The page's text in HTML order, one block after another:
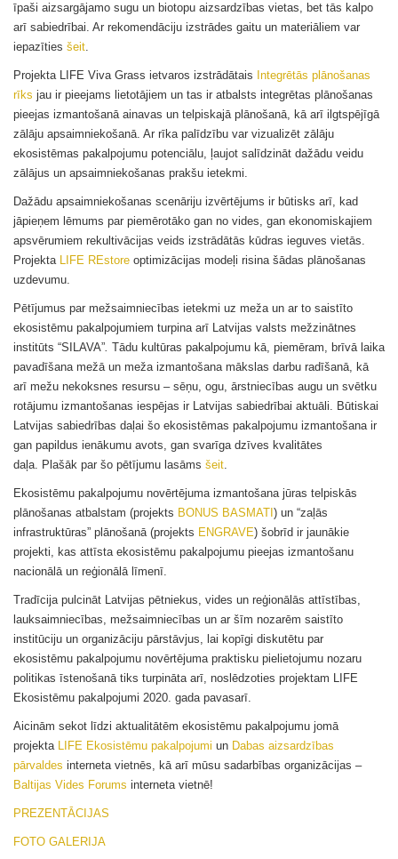
īpaši aizsargājamo sugu un biotopu aizsardzības vietas, bet tās kalpo
arī sabiedrībai. Ar rekomendāciju izstrādes gaitu un materiāliem var
iepazīties šeit.
Projekta LIFE Viva Grass ietvaros izstrādātais Integrētās plānošanas
rīks jau ir pieejams lietotājiem un tas ir atbalsts integrētas plānošanas
pieejas izmantošanā ainavas un telpiskajā plānošanā, kā arī ilgtspējīgā
zālāju apsaimniekošanā. Ar rīka palīdzību var vizualizēt zālāju
ekosistēmas pakalpojumu potenciālu, ļaujot salīdzināt dažādu veidu
zālājus un apsaimniekošanas prakšu ietekmi.
Dažādu apsaimniekošanas scenāriju izvērtējums ir būtisks arī, kad
jāpieņem lēmums par piemērotāko gan no vides, gan ekonomiskajiem
apsvērumiem rekultivācijas veids izstrādātās kūdras ieguves vietās.
Projekta LIFE REstore optimizācijas modeļi risina šādas plānošanas
uzdevumu.
Pētījumus par mežsaimniecības ietekmi uz meža un ar to saistīto
ekosistēmu pakalpojumiem turpina arī Latvijas valsts mežzinātnes
institūts “SILAVA”. Tādu kultūras pakalpojumu kā, piemēram, brīvā laika
pavadīšana mežā un meža izmantošana mākslas darbu radīšanā, kā
arī mežu nekoksnes resursu – sēņu, ogu, ārstniecības augu un svētku
rotājumu izmantošanas iespējas ir Latvijas sabiedrībai aktuāli. Būtiskai
Latvijas sabiedrības daļai šo ekosistēmas pakalpojumu izmantošana ir
gan papildus ienākumu avots, gan svarīga dzīves kvalitātes
daļa. Plašāk par šo pētījumu lasāms šeit.
Ekosistēmu pakalpojumu novērtējuma izmantošana jūras telpiskās
plānošanas atbalstam (projekts BONUS BASMATI ) un “zaļās
infrastruktūras” plānošanā (projekts ENGRAVE) šobrīd ir jaunākie
projekti, kas attīsta ekosistēmu pakalpojumu pieejas izmantošanu
nacionālā un reģionālā līmenī.
Tradīcija pulcināt Latvijas pētniekus, vides un reģionālās attīstības,
lauksaimniecības, mežsaimniecības un ar šīm nozarēm saistīto
institūciju un organizāciju pārstāvjus, lai kopīgi diskutētu par
ekosistēmu pakalpojumu novērtējuma praktisku pielietojumu nozaru
politikas īstenošanā tiks turpināta arī, noslēdzoties projektam LIFE
Ekosistēmu pakalpojumi 2020. gada pavasarī.
Aicinām sekot līdzi aktualitātēm ekosistēmu pakalpojumu jomā
projekta LIFE Ekosistēmu pakalpojumi un Dabas aizsardzības
pārvaldes interneta vietnēs, kā arī mūsu sadarbības organizācijas –
Baltijas Vides Forums interneta vietnē!
PREZENTĀCIJAS
FOTO GALERIJA